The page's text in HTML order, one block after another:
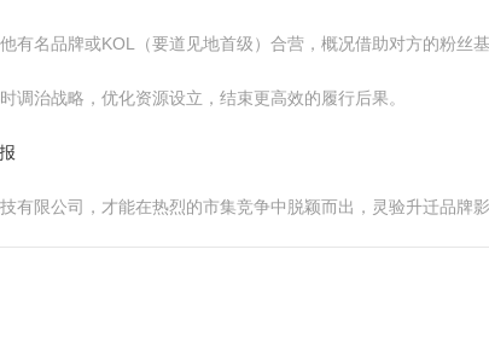
名品牌或KOL（要道见地首级）合营，概况借助对方的粉丝
治战略，优化资源设立，结束更高效的履行后果。
限公司，才能在热烈的市集竞争中脱颖而出，灵验升迁品牌影